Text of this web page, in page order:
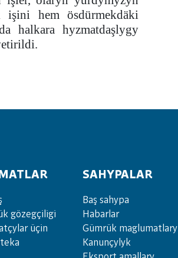
işini hem ösdürmekdäki
halkara hyzmatdaşlygy
gö­zeg­çi­li­gi
ü­çin
SAHYPALAR
Baş sahypa
Habarlar
Gümrük maglumatlary
Kanunçylyk